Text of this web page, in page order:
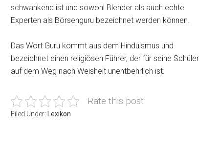
schwankend ist und sowohl Blender als auch echte
Experten als Börsenguru bezeichnet werden können.
Das Wort Guru kommt aus dem Hinduismus und
bezeichnet einen religiösen Führer, der für seine Schüler
auf dem Weg nach Weisheit unentbehrlich ist.
Rate this post
Filed Under: Lexikon